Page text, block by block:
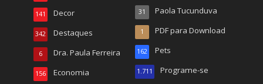
Decor
141
Destaques
342
Dra. Paula Ferreira
6
Economia
156
Paola Tucunduva
31
PDF para Download
1
Pets
162
Programe-se
1.711